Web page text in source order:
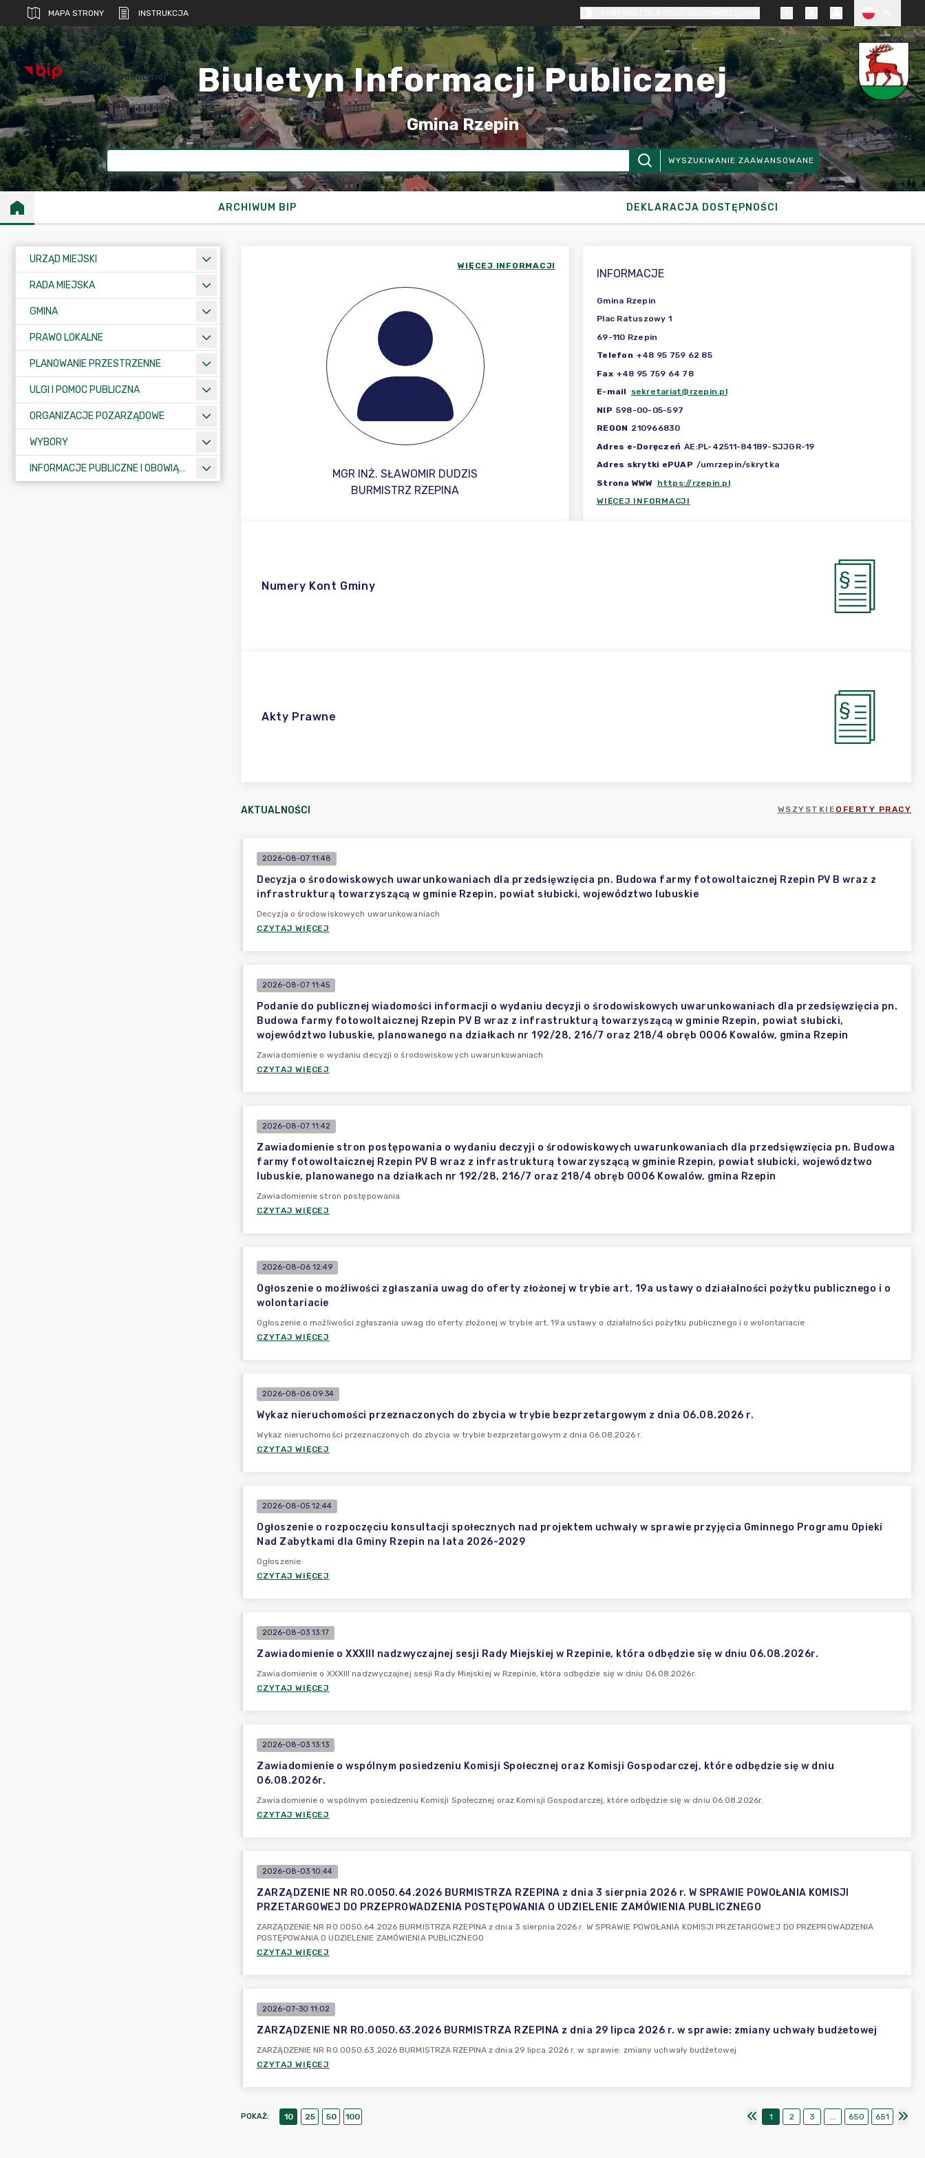
MAPA STRONY INSTRUKCJA
biuletyn
informacji publicznej Biuletyn Informacji Publicznej
Gmina Rzepin
WYSZUKIWANIE ZAAWANSOWANE
ARCHIWUM BIP DEKLARACJA DOSTĘPNOŚCI
URZĄD MIEJSKI
RADA MIEJSKA
GMINA
PRAWO LOKALNE
PLANOWANIE PRZESTRZENNE
ULGI I POMOC PUBLICZNA
ORGANIZACJE POZARZĄDOWE
WYBORY
INFORMACJE PUBLICZNE I OBOWIĄZKOWE MGR INŻ. SŁAWOMIR DUDZIS
WIĘCEJ INFORMACJI
BURMISTRZ RZEPINA
INFORMACJE
Gmina Rzepin
Plac Ratuszowy 1
69-110 Rzepin
Telefon +48 95 759 62 85
Fax +48 95 759 64 78
E-mail
sekretariat@rzepin.pl
NIP 598-00-05-597
REGON 210966830
Adres e-Doręczeń AE:PL-42511-84189-SJJGR-19
Adres skrytki ePUAP /umrzepin/skrytka
Strona WWW https://rzepin.pl
WIĘCEJ INFORMACJI
Numery Kont Gminy
Akty Prawne
AKTUALNOŚCI WSZYSTKIE OFERTY PRACY
2026-08-07 11:48
Decyzja o środowiskowych uwarunkowaniach dla przedsięwzięcia pn. Budowa farmy fotowoltaicznej Rzepin PV B wraz z
infrastrukturą towarzyszącą w gminie Rzepin, powiat słubicki, województwo lubuskie
Decyzja o środowiskowych uwarunkowaniach
CZYTAJ WIĘCEJ
2026-08-07 11:45
Podanie do publicznej wiadomości informacji o wydaniu decyzji o środowiskowych uwarunkowaniach dla przedsięwzięcia pn.
Budowa farmy fotowoltaicznej Rzepin PV B wraz z infrastrukturą towarzyszącą w gminie Rzepin, powiat słubicki,
województwo lubuskie, planowanego na działkach nr 192/28, 216/7 oraz 218/4 obręb 0006 Kowalów, gmina Rzepin
Zawiadomienie o wydaniu decyzji o środowiskowych uwarunkowaniach
CZYTAJ WIĘCEJ
2026-08-07 11:42
Zawiadomienie stron postępowania o wydaniu deczyji o środowiskowych uwarunkowaniach dla przedsięwzięcia pn. Budowa
farmy fotowoltaicznej Rzepin PV B wraz z infrastrukturą towarzyszącą w gminie Rzepin, powiat słubicki, województwo
lubuskie, planowanego na działkach nr 192/28, 216/7 oraz 218/4 obręb 0006 Kowalów, gmina Rzepin
Zawiadomienie stron postępowania
CZYTAJ WIĘCEJ
2026-08-06 12:49
Ogłoszenie o możliwości zgłaszania uwag do oferty złożonej w trybie art. 19a ustawy o działalności pożytku publicznego i o
wolontariacie
Ogłoszenie o możliwości zgłaszania uwag do oferty złożonej w trybie art. 19a ustawy o działalności pożytku publicznego i o wolontariacie
CZYTAJ WIĘCEJ
2026-08-06 09:34
Wykaz nieruchomości przeznaczonych do zbycia w trybie bezprzetargowym z dnia 06.08.2026 r.
Wykaz nieruchomości przeznaczonych do zbycia w trybie bezprzetargowym z dnia 06.08.2026 r.
CZYTAJ WIĘCEJ
2026-08-05 12:44
Ogłoszenie o rozpoczęciu konsultacji społecznych nad projektem uchwały w sprawie przyjęcia Gminnego Programu Opieki
Nad Zabytkami dla Gminy Rzepin na lata 2026-2029
Ogłoszenie
CZYTAJ WIĘCEJ
2026-08-03 13:17
Zawiadomienie o XXXIII nadzwyczajnej sesji Rady Miejskiej w Rzepinie, która odbędzie się w dniu 06.08.2026r.
Zawiadomienie o XXXIII nadzwyczajnej sesji Rady Miejskiej w Rzepinie, która odbędzie się w dniu 06.08.2026r.
CZYTAJ WIĘCEJ
2026-08-03 13:13
Zawiadomienie o wspólnym posiedzeniu Komisji Społecznej oraz Komisji Gospodarczej, które odbędzie się w dniu
06.08.2026r.
Zawiadomienie o wspólnym posiedzeniu Komisji Społecznej oraz Komisji Gospodarczej, które odbędzie się w dniu 06.08.2026r.
CZYTAJ WIĘCEJ
2026-08-03 10:44
ZARZĄDZENIE NR RO.0050.64.2026 BURMISTRZA RZEPINA z dnia 3 sierpnia 2026 r. W SPRAWIE POWOŁANIA KOMISJI
PRZETARGOWEJ DO PRZEPROWADZENIA POSTĘPOWANIA O UDZIELENIE ZAMÓWIENIA PUBLICZNEGO
ZARZĄDZENIE NR RO.0050.64.2026 BURMISTRZA RZEPINA z dnia 3 sierpnia 2026 r. W SPRAWIE POWOŁANIA KOMISJI PRZETARGOWEJ DO PRZEPROWADZENIA
POSTĘPOWANIA O UDZIELENIE ZAMÓWIENIA PUBLICZNEGO
CZYTAJ WIĘCEJ
2026-07-30 11:02
ZARZĄDZENIE NR RO.0050.63.2026 BURMISTRZA RZEPINA z dnia 29 lipca 2026 r. w sprawie: zmiany uchwały budżetowej
ZARZĄDZENIE NR RO.0050.63.2026 BURMISTRZA RZEPINA z dnia 29 lipca 2026 r. w sprawie: zmiany uchwały budżetowej
CZYTAJ WIĘCEJ
POKAŻ: 10 25 50 100 1 2 3 ... 650 651